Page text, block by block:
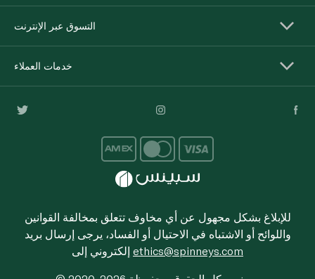
التسوق عبر الإنترنت
خدمات العملاء
للإبلاغ بشكل مجهول عن أي مخاوف تتعلق بمخالفة القوانين
واللوائح أو الاشتباه في الاحتيال أو الفساد، يرجى إرسال بريد
ethics@spinneys.com